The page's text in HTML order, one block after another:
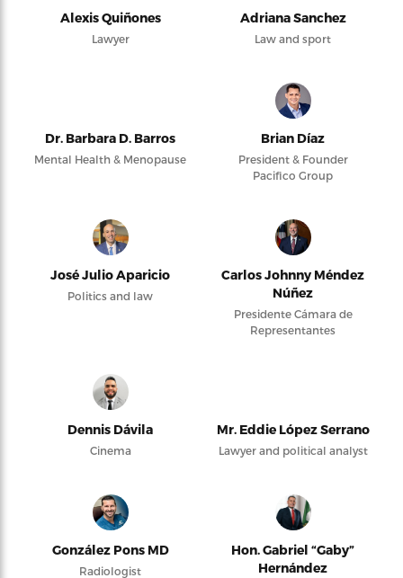
Alexis Quiñones
Lawyer
Adriana Sanchez
Law and sport
Dr. Barbara D. Barros
Mental Health & Menopause
Brian Díaz
President & Founder
Pacifico Group
José Julio Aparicio
Politics and law
Carlos Johnny Méndez
Núñez
Presidente Cámara de
Representantes
Dennis Dávila
Cinema
Mr. Eddie López Serrano
Lawyer and political analyst
González Pons MD
Radiologist
Hon. Gabriel “Gaby”
Hernández